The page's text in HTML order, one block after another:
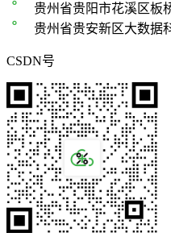
贵州省贵阳市花溪区板
贵州省贵安新区大数据
CSDN号